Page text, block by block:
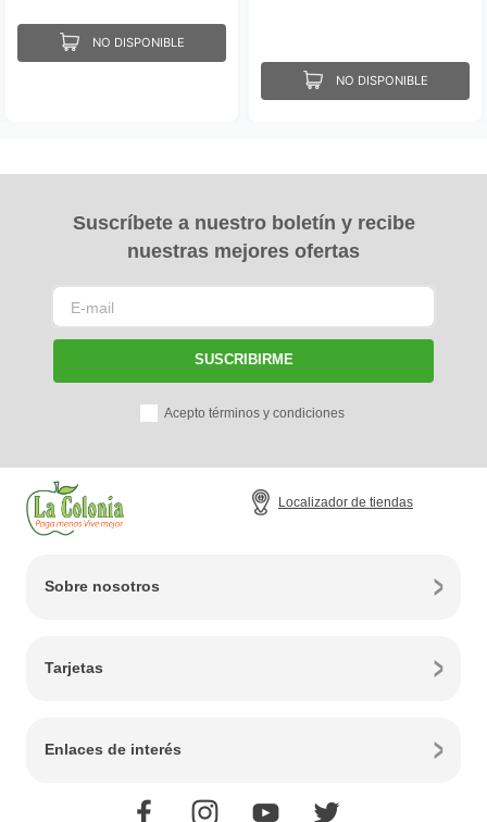
NO DISPONIBLE
NO DISPONIBLE
Suscríbete a nuestro boletín y recibe
nuestras mejores ofertas
SUSCRIBIRME
Acepto términos y condiciones
Localizador de tiendas
Sobre nosotros
Tarjetas
Enlaces de interés